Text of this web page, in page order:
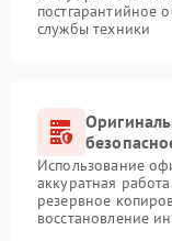
постгарантийное
службы техники
Использование
аккуратная
резервное
восстановление